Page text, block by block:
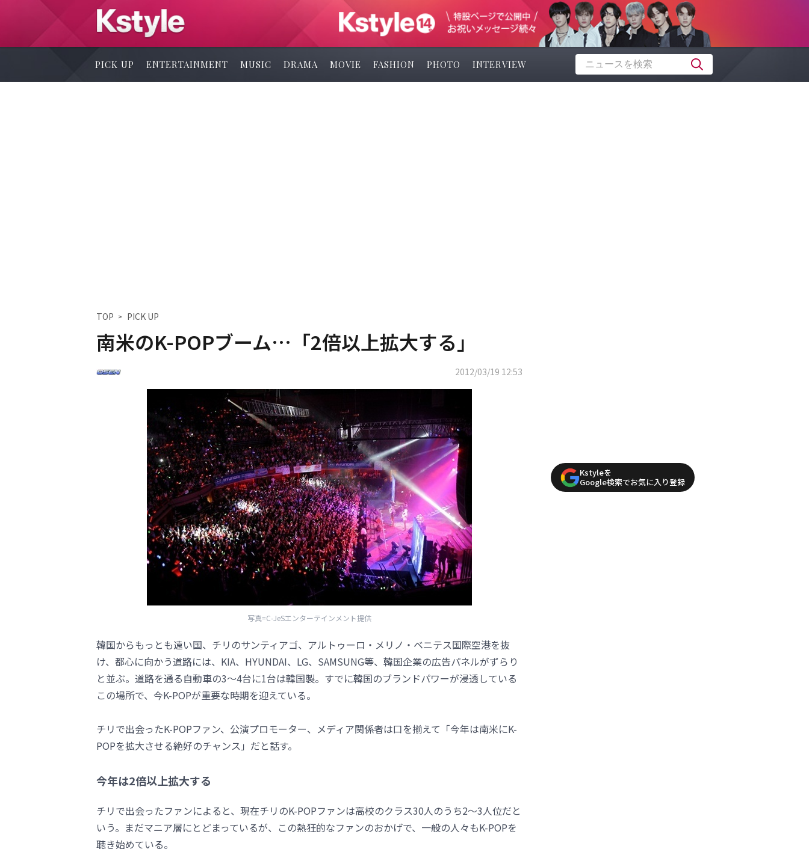
PICK UP ENTERTAINMENT MUSIC DRAMA MOVIE FASHION PHOTO INTERVIEW
TOP PICK UP
南米のK-POPブーム…「2倍以上拡大する」
2012/03/19 12:53
写真=C-JeSエンターテインメント提供
韓国からもっとも遠い国、チリのサンティアゴ、アルトゥーロ・メリノ・ベニテス国際空港を抜
け、都心に向かう道路には、KIA、HYUNDAI、LG、SAMSUNG等、韓国企業の広告パネルがずらり
と並ぶ。道路を通る自動車の3～4台に1台は韓国製。すでに韓国のブランドパワーが浸透している
この場所で、今K-POPが重要な時期を迎えている。
チリで出会ったK-POPファン、公演プロモーター、メディア関係者は口を揃えて「今年は南米にK-
POPを拡大させる絶好のチャンス」だと話す。
今年は2倍以上拡大する
チリで出会ったファンによると、現在チリのK-POPファンは高校のクラス30人のうち2～3人位だと
いう。まだマニア層にとどまっているが、この熱狂的なファンのおかげで、一般の人々もK-POPを
聴き始めている。
Kstyleを
Google検索でお気に入り登録